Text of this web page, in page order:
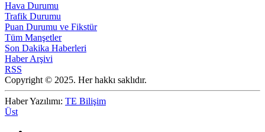
Hava Durumu
Trafik Durumu
Puan Durumu ve Fikstür
Tüm Manşetler
Son Dakika Haberleri
Haber Arşivi
RSS
Copyright © 2025. Her hakkı saklıdır.
Haber Yazılımı: TE Bilişim
Üst